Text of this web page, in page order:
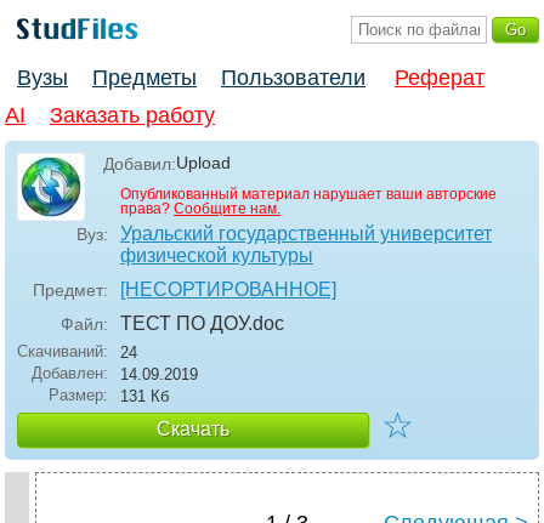
Вузы Предметы Пользователи
Реферат
AI
Заказать работу
Добавил:Upload
Опубликованный материал нарушает ваши авторские
права? Сообщите нам.
Вуз:
Уральский государственный университет
физической культуры
Предмет: [НЕСОРТИРОВАННОЕ]
Файл: ТЕСТ ПО ДОУ.doc
Скачиваний:
24
Добавлен:
14.09.2019
Размер:
131 Кб
Скачать ☆